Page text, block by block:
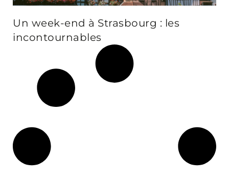
Un week-end à Strasbourg : les
incontournables